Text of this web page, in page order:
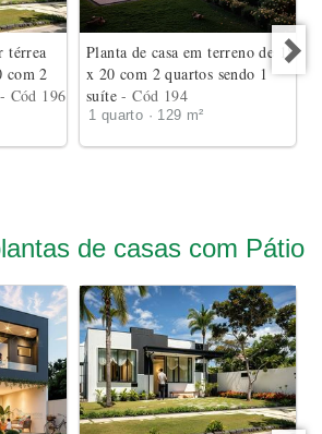
térrea
com 2
- Cód 196
Planta de casa em terreno de 18
x 20 com 2 quartos sendo 1
suíte- Cód 194
1 quarto · 129 m²
de casas com Pátio